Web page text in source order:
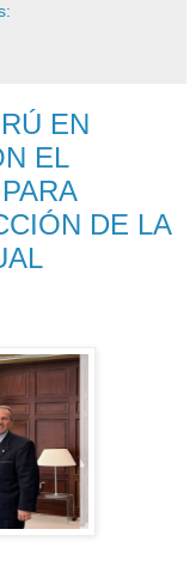
EN
EL
DE LA